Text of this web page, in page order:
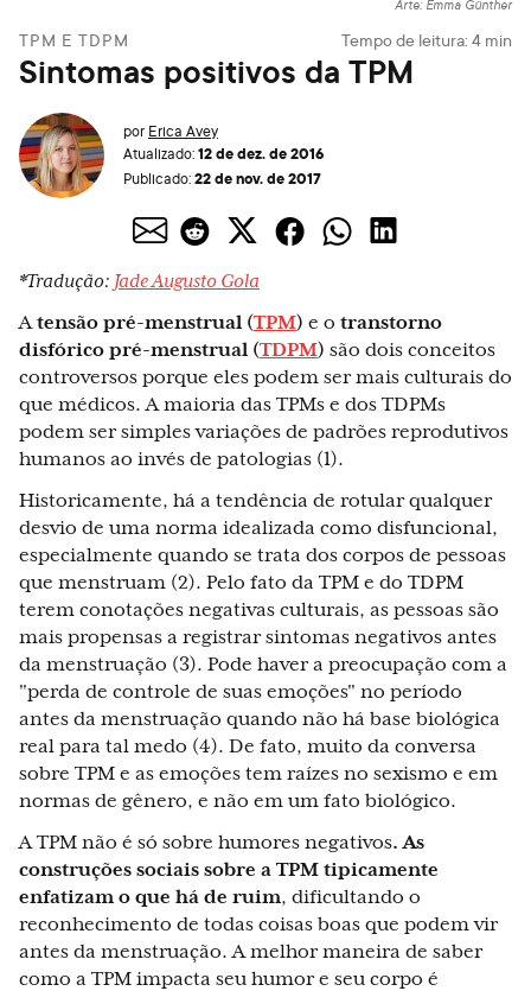
Arte: Emma Günther
TPM E TDPM Tempo de leitura: 4 min
Sintomas positivos da TPM
por Erica Avey
Atualizado:12 de dez. de 2016
Publicado:22 de nov. de 2017
*Tradução: Jade Augusto Gola
Atensão pré-menstrual (TPM) e o transtorno
disfórico pré-menstrual (TDPM) são dois conceitos
controversos porque eles podem ser mais culturais do
que médicos. A maioria das TPMs e dos TDPMs
podem ser simples variações de padrões reprodutivos
humanos ao invés de patologias (1).
Historicamente, há a tendência de rotular qualquer
desvio de uma norma idealizada como disfuncional,
especialmente quando se trata dos corpos de pessoas
que menstruam (2). Pelo fato da TPM e do TDPM
terem conotações negativas culturais, as pessoas são
mais propensas a registrar sintomas negativos antes
da menstruação (3). Pode haver a preocupação com a
"perda de controle de suas emoções" no período
antes da menstruação quando não há base biológica
real para tal medo (4). De fato, muito da conversa
sobre TPM e as emoções tem raízes no sexismo e em
normas de gênero, e não em um fato biológico.
A TPM não é só sobre humores negativos. As
construções sociais sobre a TPM tipicamente
enfatizam o que há de ruim, dificultando o
reconhecimento de todas coisas boas que podem vir
antes da menstruação. A melhor maneira de saber
como a TPM impacta seu humor e seu corpo é